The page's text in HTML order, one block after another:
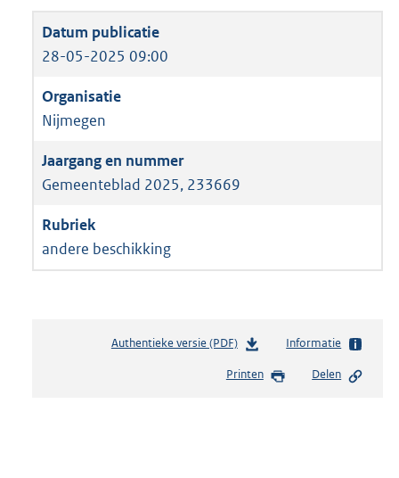
28-05-2025 09:00
Nijmegen
Gemeenteblad 2025, 233669
andere beschikking
Authentieke versie (PDF)b
s
Informatie
Printen Delen